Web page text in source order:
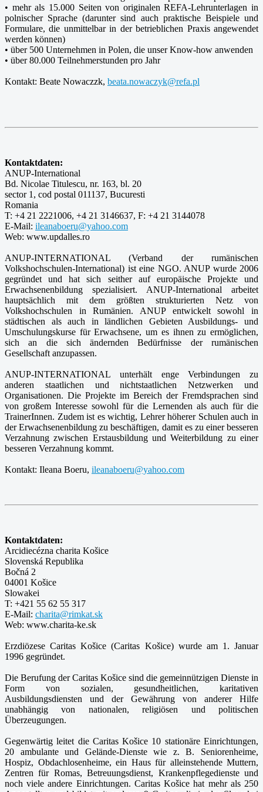
• mehr als 15.000 Seiten von originalen REFA-Lehrunterlagen in
polnischer Sprache (darunter sind auch praktische Beispiele und
Formulare, die unmittelbar in der betrieblichen Praxis angewendet
werden können)
• über 500 Unternehmen in Polen, die unser Know-how anwenden
• über 80.000 Teilnehmerstunden pro Jahr
Kontakt: Beate Nowaczzk, beata.nowaczyk@refa.pl
Kontaktdaten:
ANUP-International
Bd. Nicolae Titulescu, nr. 163, bl. 20
sector 1, cod postal 011137, Bucuresti
Romania
T: +4 21 2221006, +4 21 3146637, F: +4 21 3144078
E-Mail: ileanaboeru@yahoo.com
Web: www.updalles.ro
ANUP-INTERNATIONAL (Verband der rumänischen
Volkshochschulen-International) ist eine NGO. ANUP wurde 2006
gegründet und hat sich seither auf europäische Projekte und
Erwachsenenbildung spezialisiert. ANUP-International arbeitet
hauptsächlich mit dem größten strukturierten Netz von
Volkshochschulen in Rumänien. ANUP entwickelt sowohl in
städtischen als auch in ländlichen Gebieten Ausbildungs- und
Umschulungskurse für Erwachsene, um es ihnen zu ermöglichen,
sich an die sich ändernden Bedürfnisse der rumänischen
Gesellschaft anzupassen.
ANUP-INTERNATIONAL unterhält enge Verbindungen zu
anderen staatlichen und nichtstaatlichen Netzwerken und
Organisationen. Die Projekte im Bereich der Fremdsprachen sind
von großem Interesse sowohl für die Lernenden als auch für die
TrainerInnen. Zudem ist es wichtig, Lehrer höherer Schulen auch in
der Erwachsenenbildung zu beschäftigen, damit es zu einer besseren
Verzahnung zwischen Erstausbildung und Weiterbildung zu einer
besseren Verzahnung kommt.
Kontakt: Ileana Boeru, ileanaboeru@yahoo.com
Kontaktdaten:
Arcidiecézna charita Košice
Slovenská Republika
Bočná 2
04001 Košice
Slowakei
T: +421 55 62 55 317
E-Mail: charita@rimkat.sk
Web: www.charita-ke.sk
Erzdiözese Caritas Košice (Caritas Košice) wurde am 1. Januar
1996 gegründet.
Die Berufung der Caritas Košice sind die gemeinnützigen Dienste in
Form von sozialen, gesundheitlichen, karitativen
Ausbildungsdiensten und der Gewährung von anderer Hilfe
unabhängig von nationalen, religiösen und politischen
Überzeugungen.
Gegenwärtig leitet die Caritas Košice 10 stationäre Einrichtungen,
20 ambulante und Gelände-Dienste wie z. B. Seniorenheime,
Hospiz, Obdachlosenheime, ein Haus für alleinstehende Muttern,
Zentren für Romas, Betreuungsdienst, Krankenpflegedienste und
noch viele andere Einrichtungen. Caritas Košice hat mehr als 250